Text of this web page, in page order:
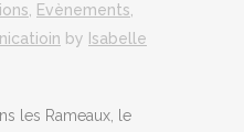
Evènements
by Isabelle
les Rameaux, le